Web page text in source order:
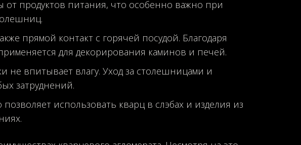
от продуктов питания, что особенно важно при
прямой контакт с горячей посудой. Благодаря
для декорирования каминов и печей.
не впитывает влагу. Уход за столешницами и
затруднений.
использовать кварц в слэбах и изделия из